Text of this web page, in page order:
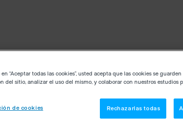
“Aceptar todas las cookies”, usted acepta que las cookies se
del sitio, analizar el uso del mismo, y colaborar con nuestros estudios
de cookies Rechazarlas todas